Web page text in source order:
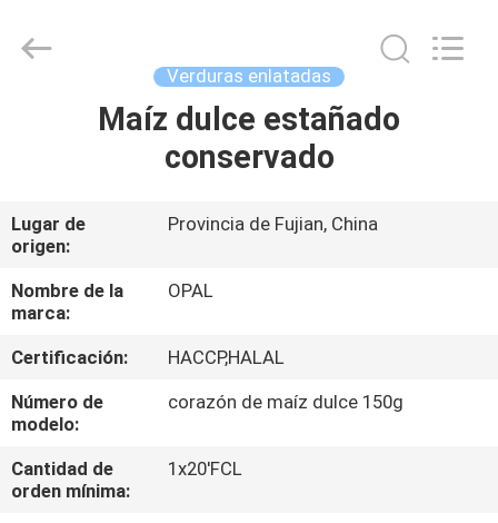
HOGAR
SOBRE
NOSOTROS
VIAJE
DE
FÁBRICA
Co.,Ltd.
Verduras enlatadas
Maíz dulce estañado
conservado
Lugar de
origen:
Provincia de Fujian, China
Nombre de la
marca:
OPAL
Certificación:
HACCP,HALAL
Número de
modelo:
corazón de maíz dulce 150g
Cantidad de
orden mínima:
1x20'FCL